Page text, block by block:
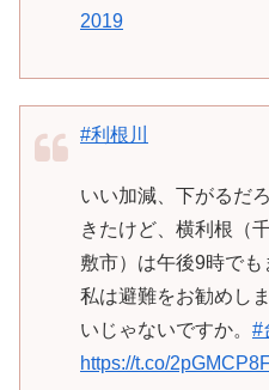
2019
#利根川
いい加減、下がるだ
きたけど、横利根（
敷市）は午後9時でも
私は避難をお勧めし
いじゃないですか。 #
https://t.co/